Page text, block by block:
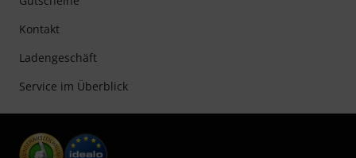
Kontakt
Ladengeschäft
Service im Überblick